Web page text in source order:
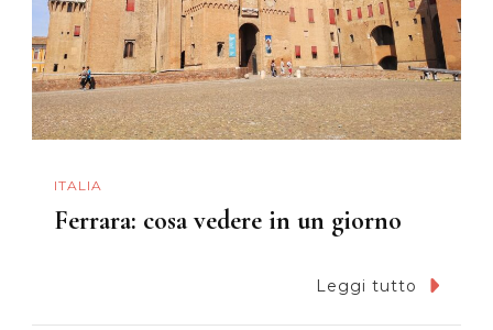
ITALIA
Ferrara: cosa vedere in un giorno
Leggi tutto